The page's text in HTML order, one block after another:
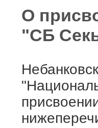
О
"СБ